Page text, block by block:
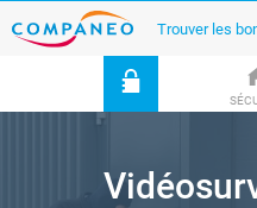
Trouver les